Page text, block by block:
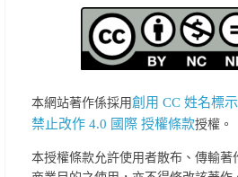
本網站著作係採用創用 CC 姓名標
禁止改作 4.0 國際 授權條款授權。
本授權條款允許使用者散布、傳輸著